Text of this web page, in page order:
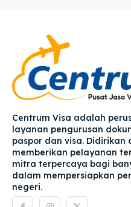
Centrum Visa adalah
layanan pengurusan
paspor dan visa.
memberikan pelayanan
mitra terpercaya bagi
dalam mempersiapkan
negeri.